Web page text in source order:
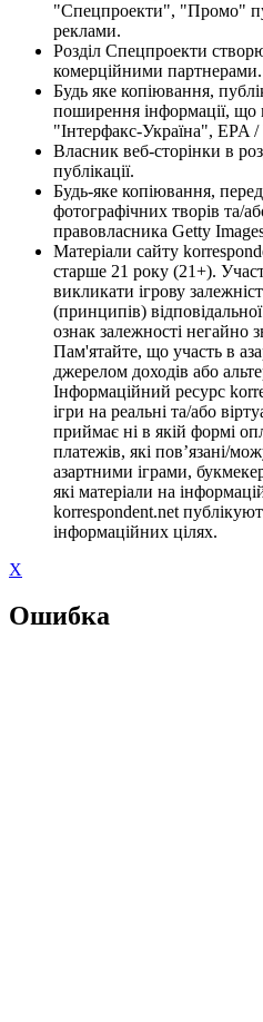
"Спецпроекти", "Промо"
реклами.
Розділ Спецпроекти
комерційними партнерами.
Будь яке копіювання,
поширення інформації, що
"Інтерфакс-Україна", EPA
Власник веб-сторінки в
публікації.
Будь-яке копіювання,
фотографічних творів та/
правовласника Getty
Матеріали сайту
старше 21 року (21+).
викликати ігрову
(принципів)
ознак залежності негайно
Пам'ятайте, що участь в
джерелом доходів або
Інформаційний ресурс
ігри на реальні та/або
приймає ні в якій формі
платежів, які пов’язані/
азартними іграми,
які матеріали на
korrespondent.net
інформаційних цілях.
X
Ошибка